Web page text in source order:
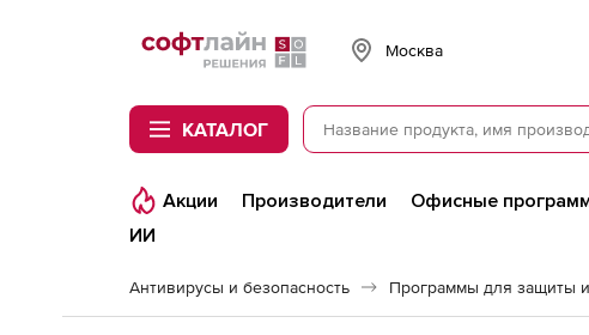
Softline
Москва
КАТАЛОГ
Акции Производители Офисные
ИИ
Антивирусы и безопасность Программы для защиты